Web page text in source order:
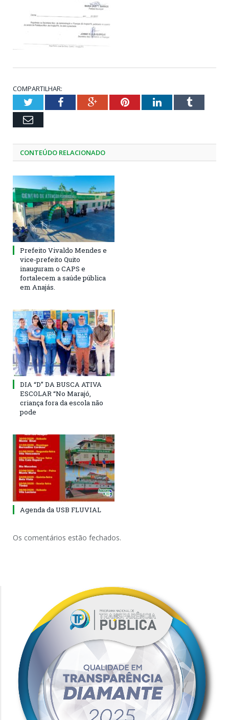
COMPARTILHAR:
TwitterFacebookGoogle+PinterestLinkedInTumblr
Email
CONTEÚDO RELACIONADO
Prefeito Vivaldo Mendes e
vice-prefeito Quito
inauguram o CAPS e
fortalecem a saúde pública
em Anajás.
DIA “D” DA BUSCA ATIVA
ESCOLAR “No Marajó,
criança fora da escola não
pode
Agenda da USB FLUVIAL
Os comentários estão fechados.